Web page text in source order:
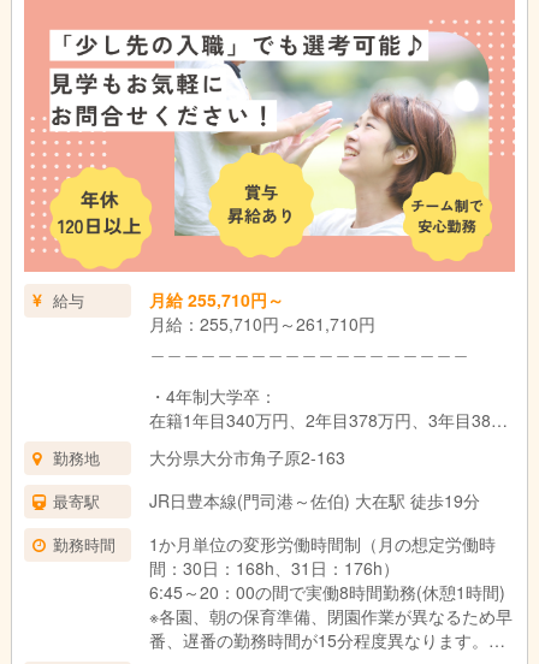
・役職手当：10,500円～31,000円（主任・副主
任、フロアリーダー）
・通勤手当：公共交通機関利用:定期代 自家用
車:上限16,500円
・こども手当：1.2人目は毎月7,500円。3人目以
降は毎月15,000円（支給条件あり）
・家賃手当(借上げ社宅制度適用対象外の場合)上
限20,000円
＿＿＿＿＿＿＿＿＿＿＿＿＿＿＿＿＿＿＿
昇給：年1回 （法人内規程による）
賞与：年2回（基本給3ヵ月分） ※初年度は1.5
ヵ月✨令和6年度は夏に業績連動賞与 一律14万
円、年度末に年度末賞与1.0か月分支給実績あり
給与
月給 255,710円～
月給：255,710円～261,710円
・4年制大学卒：
在籍1年目340万円、2年目378万円、3年目382
万円
・3年制短大・専門卒：
在籍1年目336万円、2年目366万円、3年目378
万円
・2年制短大・専門卒：
在籍1年目332万円、2年目361万円、3年目373
万円
勤務地 大分県大分市角子原2-163
最寄駅 JR日豊本線(門司港～佐伯) 大在駅 徒歩19分
勤務時間
1か月単位の変形労働時間制（月の想定労働時
間：30日：168h、31日：176h）
6:45～20：00の間で実働8時間勤務(休憩1時間)
※各園、朝の保育準備、閉園作業が異なるため早
番、遅番の勤務時間が15分程度異なります。